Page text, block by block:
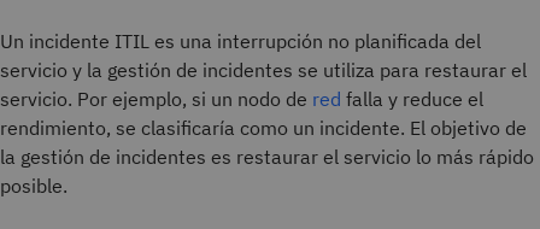
Un incidente ITIL es una interrupción no planificada del
servicio y la gestión de incidentes se utiliza para restaurar el
servicio. Por ejemplo, si un nodo de red falla y reduce el
rendimiento, se clasificaría como un incidente. El objetivo de
la gestión de incidentes es restaurar el servicio lo más rápido
posible.